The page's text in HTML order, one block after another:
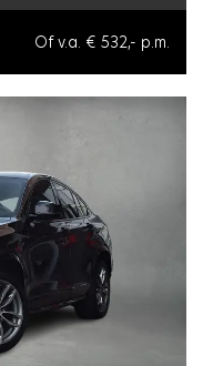
Of v.a. € 532,- p.m.